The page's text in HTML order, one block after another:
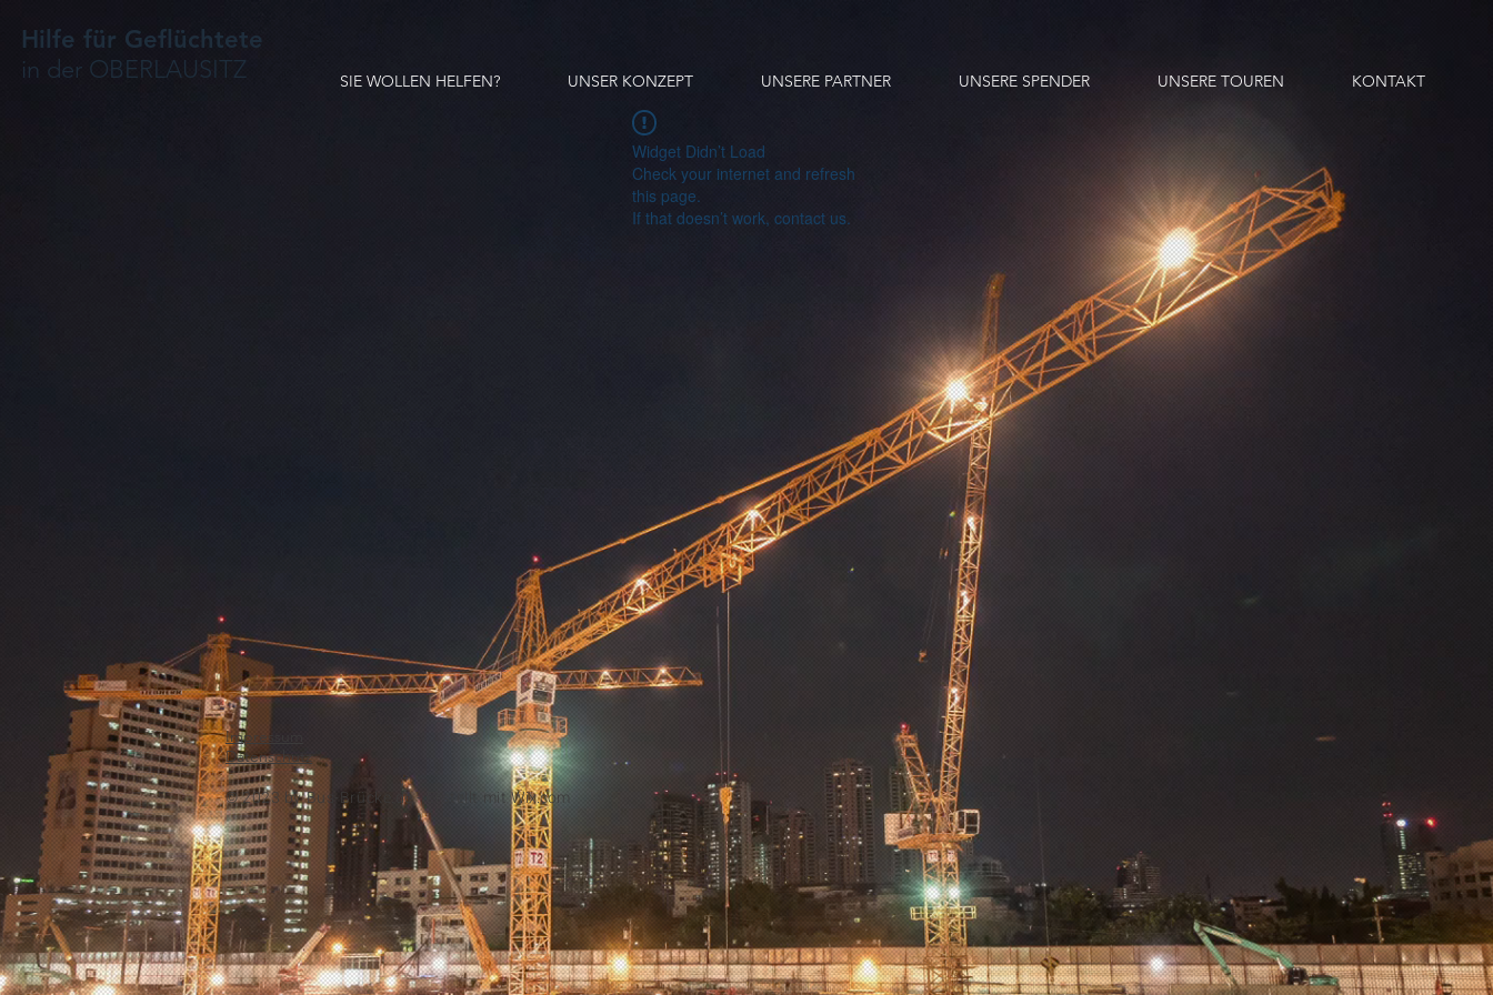
Hilfe für Geflüchtete
in der OBERLAUSITZ
SIE WOLLEN HELFEN? UNSER KONZEPT UNSERE PARTNER UNSERE SPENDER UNSERE TOUREN KONTAKT
Widget Didn’t Load
Check your internet and refresh
this page.
If that doesn’t work, contact us.
Impressum
Datenschutz
© 2023 byBus-Brücke.de - Erstellt mitWix.com